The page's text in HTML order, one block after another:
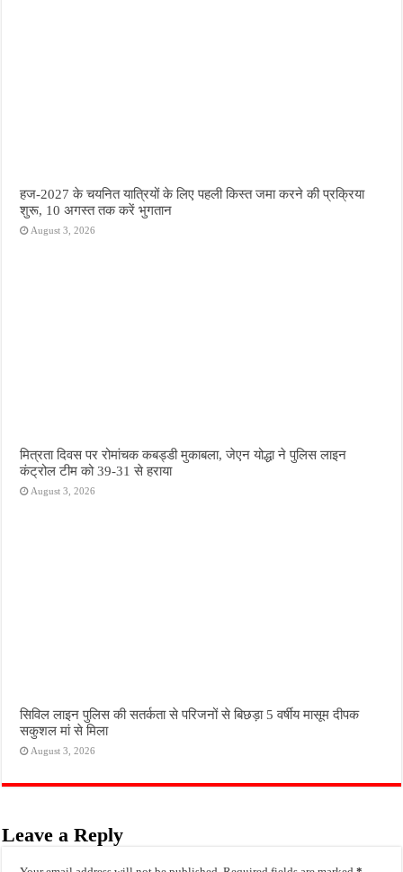
हज-2027 के चयनित यात्रियों के लिए पहली किस्त जमा करने की प्रक्रिया
शुरू, 10 अगस्त तक करें भुगतान
August 3, 2026
मित्रता दिवस पर रोमांचक कबड्डी मुकाबला, जेएन योद्धा ने पुलिस लाइन
कंट्रोल टीम को 39-31 से हराया
August 3, 2026
सिविल लाइन पुलिस की सतर्कता से परिजनों से बिछड़ा 5 वर्षीय मासूम दीपक
सकुशल मां से मिला
August 3, 2026
Leave a Reply